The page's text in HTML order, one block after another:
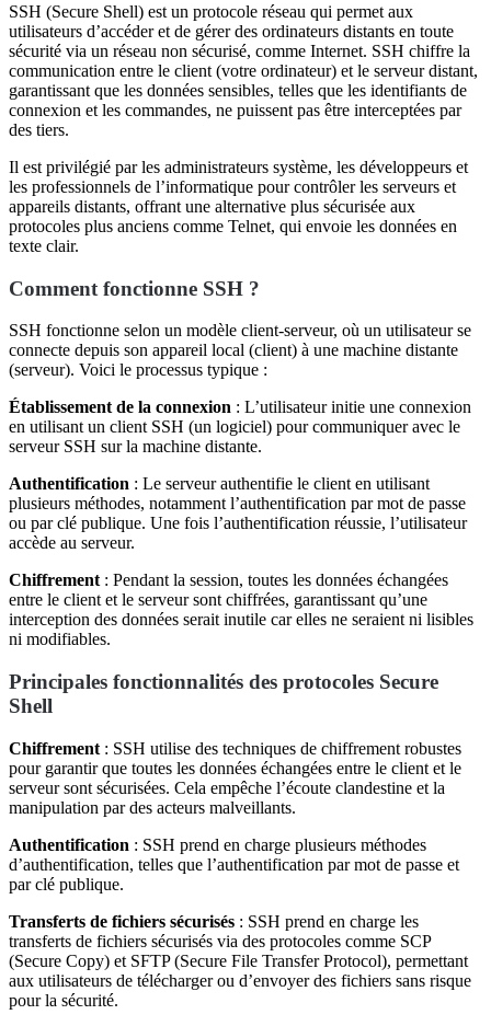
SSH (Secure Shell) est un protocole réseau qui permet aux
utilisateurs d’accéder et de gérer des ordinateurs distants en toute
sécurité via un réseau non sécurisé, comme Internet. SSH chiffre la
communication entre le client (votre ordinateur) et le serveur distant,
garantissant que les données sensibles, telles que les identifiants de
connexion et les commandes, ne puissent pas être interceptées par
des tiers.
Il est privilégié par les administrateurs système, les développeurs et
les professionnels de l’informatique pour contrôler les serveurs et
appareils distants, offrant une alternative plus sécurisée aux
protocoles plus anciens comme Telnet, qui envoie les données en
texte clair.
Comment fonctionne SSH ?
SSH fonctionne selon un modèle client-serveur, où un utilisateur se
connecte depuis son appareil local (client) à une machine distante
(serveur). Voici le processus typique :
Établissement de la connexion : L’utilisateur initie une connexion
en utilisant un client SSH (un logiciel) pour communiquer avec le
serveur SSH sur la machine distante.
Authentification : Le serveur authentifie le client en utilisant
plusieurs méthodes, notamment l’authentification par mot de passe
ou par clé publique. Une fois l’authentification réussie, l’utilisateur
accède au serveur.
Chiffrement : Pendant la session, toutes les données échangées
entre le client et le serveur sont chiffrées, garantissant qu’une
interception des données serait inutile car elles ne seraient ni lisibles
ni modifiables.
Principales fonctionnalités des protocoles Secure
Shell
Chiffrement : SSH utilise des techniques de chiffrement robustes
pour garantir que toutes les données échangées entre le client et le
serveur sont sécurisées. Cela empêche l’écoute clandestine et la
manipulation par des acteurs malveillants.
Authentification : SSH prend en charge plusieurs méthodes
d’authentification, telles que l’authentification par mot de passe et
par clé publique.
Transferts de fichiers sécurisés : SSH prend en charge les
transferts de fichiers sécurisés via des protocoles comme SCP
(Secure Copy) et SFTP (Secure File Transfer Protocol), permettant
aux utilisateurs de télécharger ou d’envoyer des fichiers sans risque
pour la sécurité.